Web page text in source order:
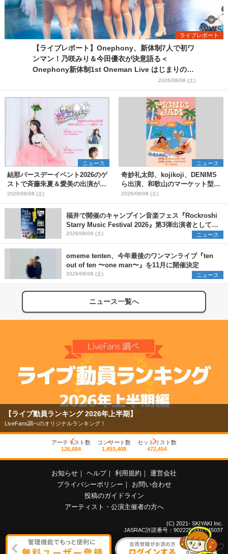
ライブレポート
【ライブレポート】Onephony、新体制7人で初ワ
ンマン！乃咲みり＆今田優衣が決意語る＜
Onephony新体制1st Oneman Live はじまりの夏
2026/08/08 (土)
ニュース
結那バースデーイベント2026のゲ
ストで斉藤朱夏＆愛美の出演が決
定
2026/08/08 (土)
ニュース
奇妙礼太郎、kojikoji、DENIMS
ら出演、和歌山のマーケット型野
外イベント『PICNIC JAM
2026』早割チケット発売開始
2026/08/08 (土)
福井で開催のキャンプイン音楽フェス『Rockroshi
Starry Music Festival 2026』第3弾出演者として
SCOOBIE DO、かりゆし58、Reiを発表
2026/08/08 (土) ニュース
omeme tenten、今年最後のワンマンライブ『ten
out of ten 〜one man〜』を11月に開催決定
2026/08/08 (土) ニュース
ニュース一覧へ
【ライブ動員ランキング 2026年上半期】
LiveFans調べのオリジナルランキング！
アーティスト数
126,684
コンサート数
1,493,408
セットリスト数
472,454
お知らせ ｜ ヘルプ｜ 利用規約 ｜ 運営会社
プライバシーポリシー ｜
お問い合わせ
投稿のガイドライン
アーティスト・公演主催者の方へ
(C) 2021- SKIYAKI Inc.
JASRAC許諾番号：9022255001Y45037